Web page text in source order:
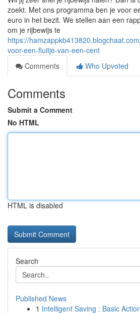
zoekt. Met ons programma ben je voor
euro in het bezit. We stellen aan een
om je rijbewijs te
https://
voor-een-fluitje-van-een-cent
Comments
Who Upvoted
Comments
Submit a Comment
No HTML
HTML is disabled
Search
Published News
1 Intelligent Saving : Basic